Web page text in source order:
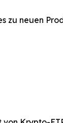
zu neuen